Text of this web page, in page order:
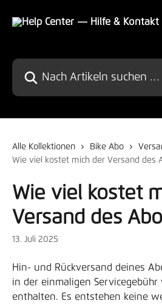
Nach Artikeln suchen …
Alle Kollektionen Bike Abo
Wie viel kostet mich der Versand des
Wie viel kostet
Versand des
13. Juli 2025
Hin- und Rückversand deines
in der einmaligen Servicegebühr
enthalten. Es entstehen keine